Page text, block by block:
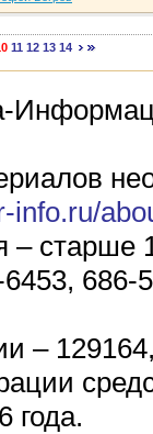
11 12 13 14
info.ru/
– старше
686-
–
года.